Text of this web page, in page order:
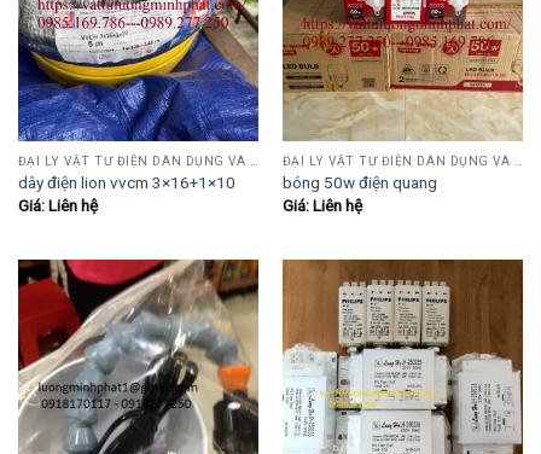
dây điện lion vvcm 3×16+1×10
Giá: Liên hệ
bóng 50w điện quang
Giá: Liên hệ